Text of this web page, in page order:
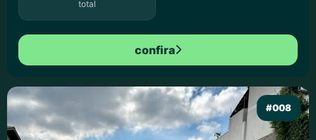
total
confira
#008